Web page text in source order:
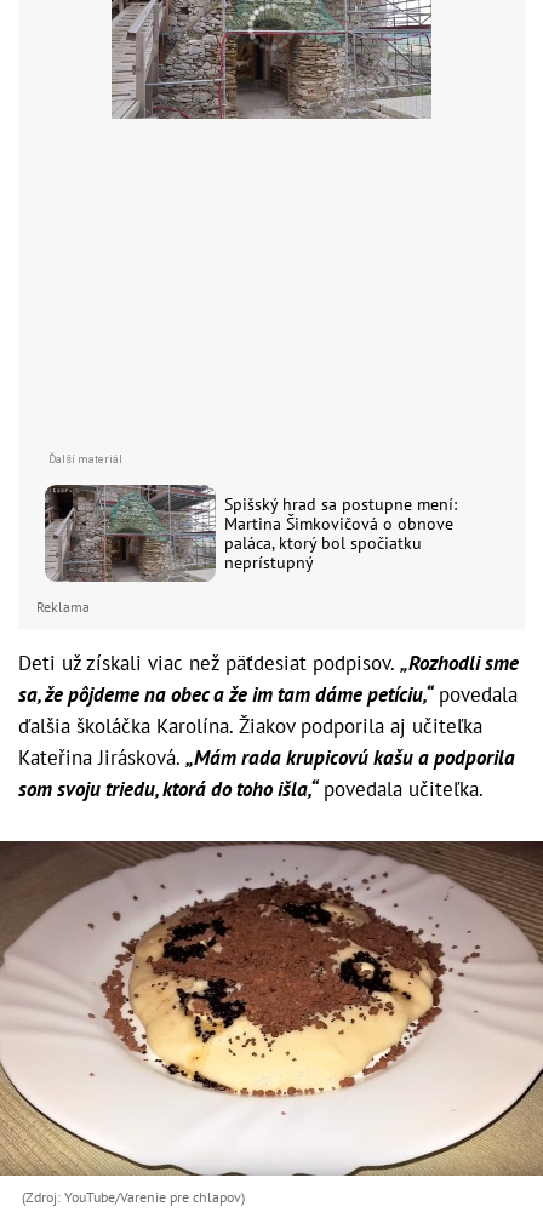
Spišský hrad sa postupne mení:
Martina Šimkovičová o obnove
paláca, ktorý bol spočiatku
neprístupný
Reklama
Deti už získali viac než päťdesiat podpisov. „Rozhodli sme
sa, že pôjdeme na obec a že im tam dáme petíciu,“povedala
ďalšia školáčka Karolína. Žiakov podporila aj učiteľka
Kateřina Jirásková. „Mám rada krupicovú kašu a podporila
som svoju triedu, ktorá do toho išla,“povedala učiteľka.
(Zdroj: YouTube/Varenie pre chlapov)